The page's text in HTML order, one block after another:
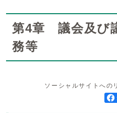
第4章 議会及び
務等
ソーシャルサイトへの